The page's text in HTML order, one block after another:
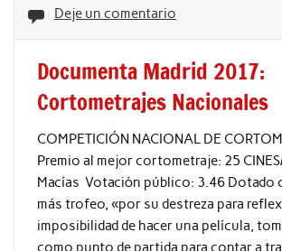
Deje un comentario
Documenta Madrid 2017:
Cortometrajes Nacionales
COMPETICIÓN NACIONAL DE
Premio al mejor cortometraje: 25
Macías Votación público: 3.46 Dotado
más trofeo, «por su destreza para
imposibilidad de hacer una película,
como punto de partida para contar a